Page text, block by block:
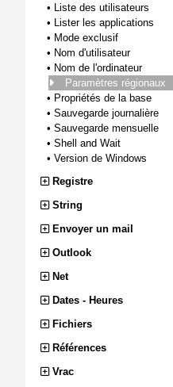
• Liste des utilisateurs
• Lister les applications
• Mode exclusif
• Nom d'utilisateur
• Nom de l'ordinateur
Paramètres régionaux
• Propriétés de la base
• Sauvegarde journalière
• Sauvegarde mensuelle
• Shell and Wait
• Version de Windows
Registre
String
Envoyer un mail
Outlook
Net
Dates - Heures
Fichiers
Références
Vrac